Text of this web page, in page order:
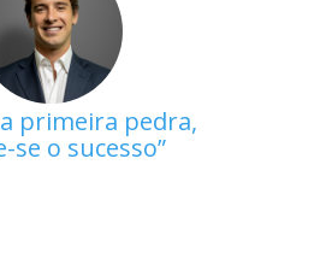
primeira pedra,
se o sucesso